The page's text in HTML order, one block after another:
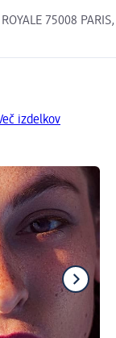
75008 PARIS,
izdelkov